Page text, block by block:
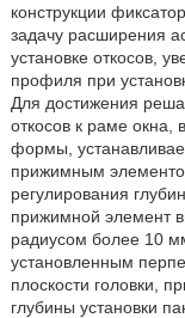
конструкции
задачу расширения
установке откосов,
профиля при
Для достижения
откосов к раме окна,
формы,
прижимным
регулирования
прижимной элемент
радиусом более 10
установленным
плоскости головки,
глубины установки